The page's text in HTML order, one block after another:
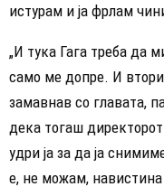
истурам и ја фрлам
„И тука Гага треба да
само ме допре. И
замавнав со главата,
дека тогаш директорот
удри ја за да ја
е, не можам, навистина